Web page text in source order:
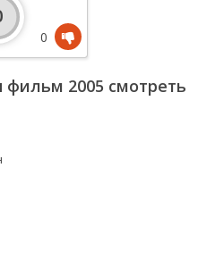
2005 смотреть
0